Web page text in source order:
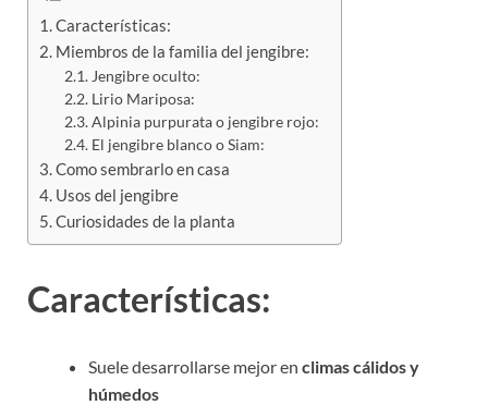
Características:
Miembros de la familia del jengibre:
Jengibre oculto:
Lirio Mariposa:
Alpinia purpurata o jengibre rojo:
El jengibre blanco o Siam:
Como sembrarlo en casa
Usos del jengibre
Curiosidades de la planta
Características:
Suele desarrollarse mejor en climas cálidos y
húmedos